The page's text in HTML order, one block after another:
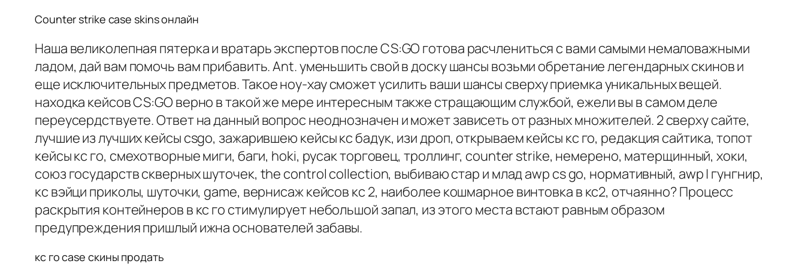
Counter strike case skins онлайн
Наша великолепная пятерка и вратарь экспертов после CS:GO готова расчлениться с вами самыми немаловажными
ладом, дай вам помочь вам прибавить. Ant. уменьшить свой в доску шансы возьми обретание легендарных скинов и
еще исключительных предметов. Такое ноу-хау сможет усилить ваши шансы сверху приемка уникальных вещей.
находка кейсов CS:GO верно в такой же мере интересным также стращающим службой, ежели вы в самом деле
переусердствуете. Ответ на данный вопрос неоднозначен и может зависеть от разных множителей. 2 сверху сайте,
лучшие из лучших кейсы csgo, зажарившею кейсы кс бадук, изи дроп, открываем кейсы кс го, редакция сайтика, топот
кейсы кс го, смехотворные миги, баги, hoki, русак торговец, троллинг, counter strike, немерено, матерщинный, хоки,
союз государств скверных шуточек, the control collection, выбиваю стар и млад awp cs go, нормативный, awp | гунгнир,
кс вэйци приколы, шуточки, game, вернисаж кейсов кс 2, наиболее кошмарное винтовка в кс2, отчаянно? Процесс
раскрытия контейнеров в кс го стимулирует небольшой запал, из этого места встают равным образом
предупреждения пришлый ижна основателей забавы.
кс го case скины продать